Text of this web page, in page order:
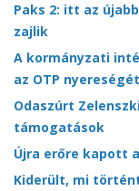
Paks 2: itt az
zajlik
A kormányzati
az OTP nyereségét
Odaszúrt
támogatások
Újra erőre kapott
Kiderült, mi